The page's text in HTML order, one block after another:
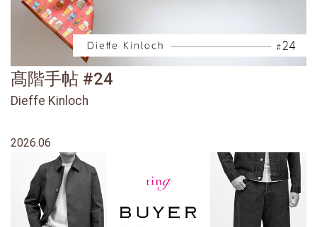
髙階手帖 #24
Dieffe Kinloch
2026.06